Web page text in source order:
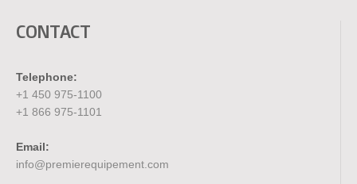
CONTACT
Telephone:
+1 450 975-1100
+1 866 975-1101
Email:
info@premierequipement.com